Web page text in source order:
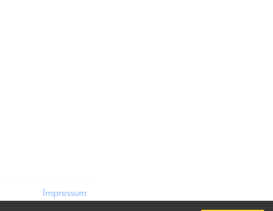
Impressum